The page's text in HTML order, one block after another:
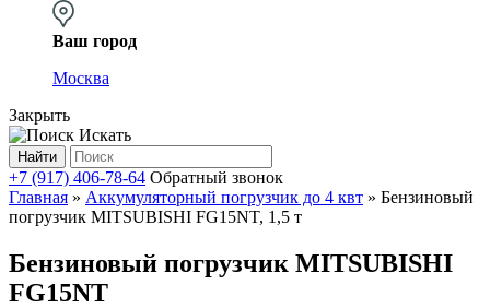
Ваш город
Москва
Закрыть
Искать
Найти
+7 (917) 406-78-64 Обратный звонок
Главная » Аккумуляторный погрузчик до 4 квт » Бензиновый
погрузчик MITSUBISHI FG15NT, 1,5 т
Бензиновый погрузчик MITSUBISHI
FG15NT